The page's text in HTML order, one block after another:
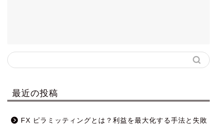
最近の投稿
FX ピラミッティングとは？利益を最大化する手法と失敗